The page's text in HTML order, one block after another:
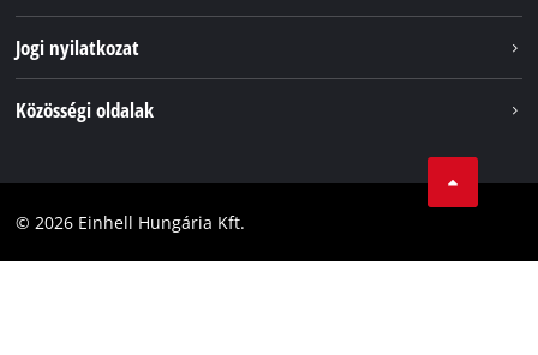
Az Einhell világszerte
Jogi nyilatkozat
Akadálymentesítési Nyilatkozat
Közösségi oldalak
Facebook
© 2026 Einhell Hungária Kft.